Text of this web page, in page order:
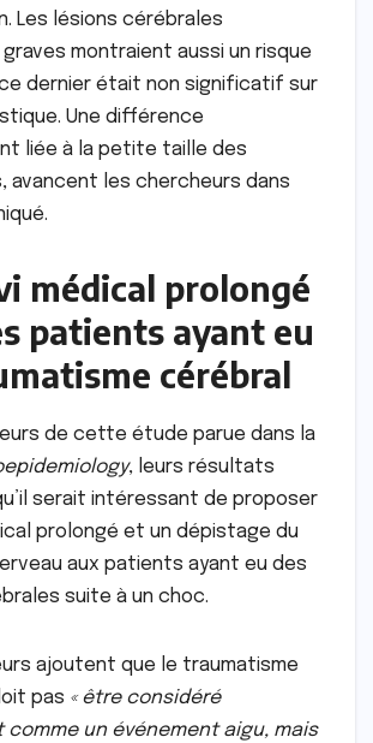
Les lésions cérébrales
montraient aussi un risque
dernier était non significatif sur
Une différence
liée à la petite taille des
avancent les chercheurs dans
médical prolongé
patients ayant eu
cérébral
de cette étude parue dans la
, leurs résultats
serait intéressant de proposer
prolongé et un dépistage du
aux patients ayant eu des
suite à un choc.
ajoutent que le traumatisme
pas « être considéré
comme un événement aigu, mais